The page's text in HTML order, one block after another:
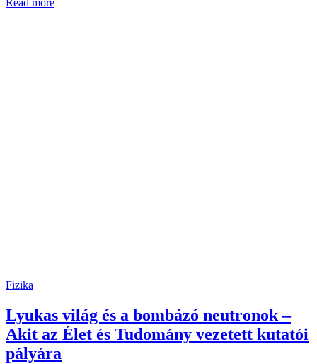
Read more
Fizika
Lyukas világ és a bombázó neutronok –
Akit az Élet és Tudomány vezetett kutatói
pályára